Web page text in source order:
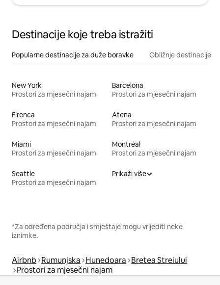
Destinacije koje treba istražiti
Popularne destinacije za duže boravke Obližnje destinacije
New York
Prostori za mjesečni najam
Barcelona
Prostori za mjesečni najam
Firenca
Prostori za mjesečni najam
Atena
Prostori za mjesečni najam
Miami
Prostori za mjesečni najam
Montreal
Prostori za mjesečni najam
Seattle
Prostori za mjesečni najam
Prikaži više
*Za određena područja i smještaje mogu vrijediti neke
iznimke.
Airbnb Rumunjska Hunedoara Bretea Streiului
Prostori za mjesečni najam